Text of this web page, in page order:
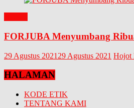
FORJUBA Menyumbang
29 Agustus 2021 29 Agustus 2021 Hojot
HALAMAN
KODE ETIK
TENTANG KAMI